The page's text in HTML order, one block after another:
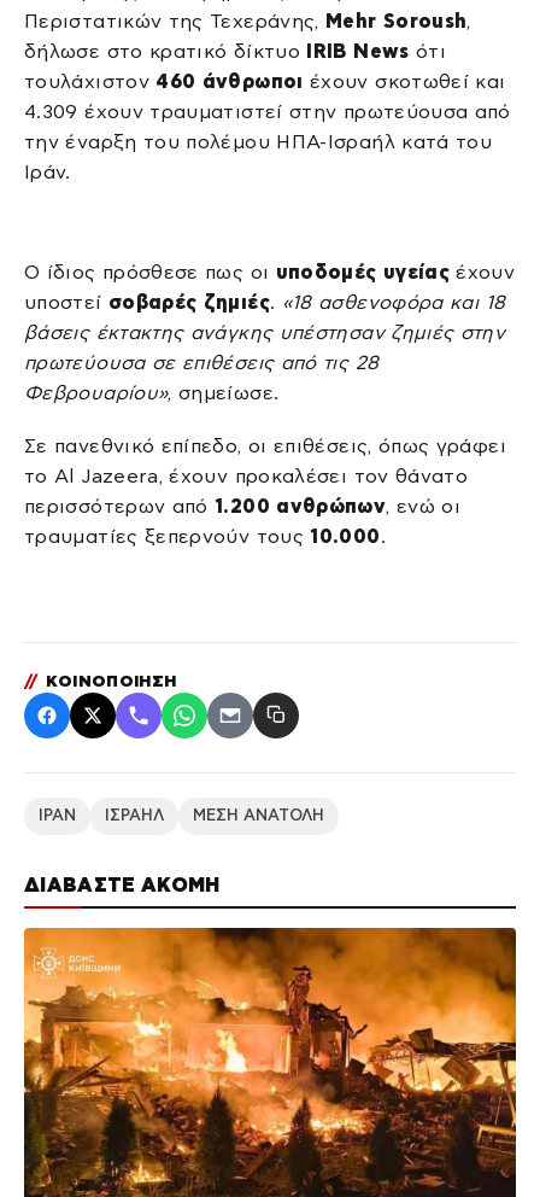
ΔΙΑΒΑΣΤΕ ΑΚΟΜΗ
Περιστατικών της Τεχεράνης, Mehr Soroush,
δήλωσε στο κρατικό δίκτυο
IRIB News ότι
τουλάχιστον 460 άνθρωποι έχουν σκοτωθεί και
4.309 έχουν τραυματιστεί στην πρωτεύουσα από
την έναρξη του πολέμου ΗΠΑ-Ισραήλ κατά του
Ιράν.
Ο ίδιος πρόσθεσε πως οι υποδομές υγείας έχουν
υποστεί σοβαρές ζημιές. «18 ασθενοφόρα και 18
βάσεις έκτακτης ανάγκης υπέστησαν ζημιές στην
πρωτεύουσα σε επιθέσεις από τις 28
Φεβρουαρίου», σημείωσε.
Σε πανεθνικό επίπεδο, οι επιθέσεις, όπως γράφει
το Al Jazeera, έχουν προκαλέσει τον θάνατο
περισσότερων από1.200 ανθρώπων, ενώ οι
τραυματίες ξεπερνούν τους10.000.
// ΚΟΙΝΟΠΟΙΗΣΗ
ΙΡΑΝ ΙΣΡΑΗΛ ΜΕΣΗ ΑΝΑΤΟΛΗ